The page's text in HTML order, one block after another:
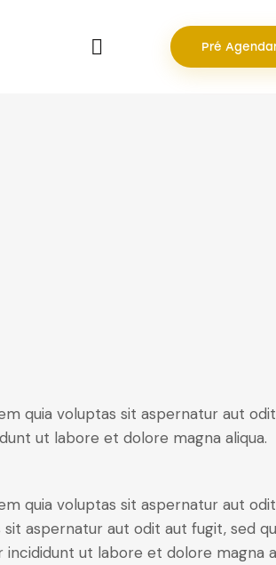
Pré
quia voluptas sit aspernatur aut
ut labore et dolore magna aliqua.
quia voluptas sit aspernatur aut
aspernatur aut odit aut fugit, sed
ut labore et dolore magna